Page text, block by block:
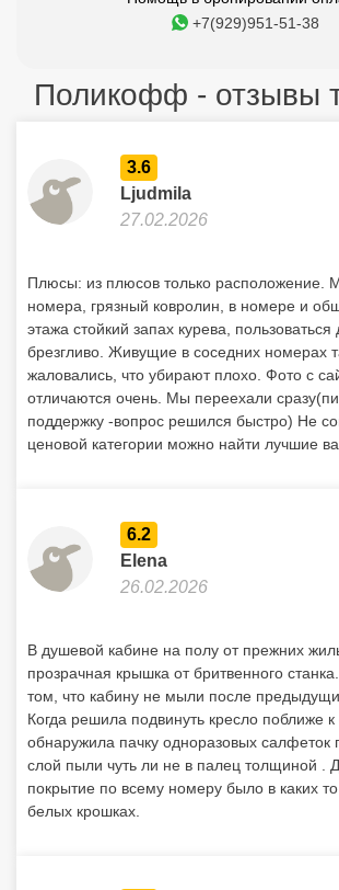
+7(929)951-51-38
Поликофф - отзывы
3.6
Ljudmila
27.02.2026
Плюсы: из плюсов только расположение.
номера, грязный ковролин, в номере и
этажа стойкий запах курева,
брезгливо. Живущие в соседних номерах
жаловались, что убирают плохо. Фото с
отличаются очень. Мы переехали
поддержку -вопрос решился быстро) Не
ценовой категории можно найти лучшие
6.2
Elena
26.02.2026
В душевой кабине на полу от прежних
прозрачная крышка от бритвенного
том, что кабину не мыли после
Когда решила подвинуть кресло поближе к
обнаружила пачку одноразовых салфеток
слой пыли чуть ли не в палец толщиной .
покрытие по всему номеру было в каких
белых крошках.